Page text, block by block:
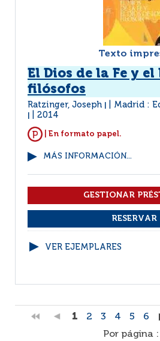
Texto
El Dios de la Fe y el
filósofos
Ratzinger, Joseph Madrid :
2014
| En formato papel.
MÁS INFORMACIÓN...
VER EJEMPLARES
1 2 3 4 5 6
Por página :